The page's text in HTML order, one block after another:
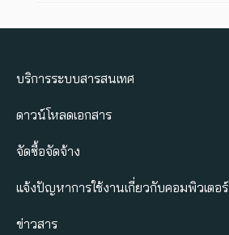
บริการระบบสารสนเทศ
ดาวน์โหลดเอกสาร
จัดซื้อจัดจ้าง
แจ้งปัญหาการใช้งานเกี่ยวกับคอมพิวเตอร์
ข่าวสาร